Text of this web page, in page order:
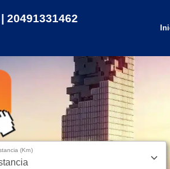
20491331462
(Km)